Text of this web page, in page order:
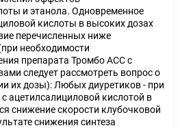
и этанола. Одновременное
кислоты в высоких дозах
перечисленных ниже
необходимости
препарата Тромбо АСС с
следует рассмотреть вопрос о
их дозы): Любых диуретиков - при
ацетилсалициловой кислотой в
снижение скорости клубочковой
снижения синтеза